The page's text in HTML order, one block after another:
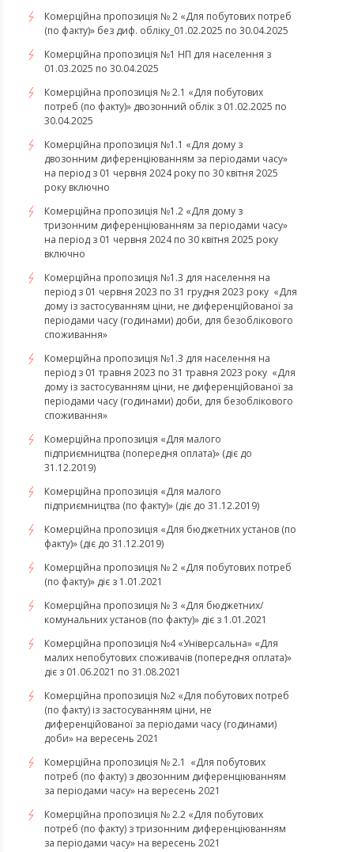
Комерційна пропозиція № 2 «Для побутових потреб
(по факту)» без диф. обліку_01.02.2025 по 30.04.2025
Комерційна пропозиція №1 НП для населення з
01.03.2025 по 30.04.2025
Комерційна пропозиція № 2.1 «Для побутових
потреб (по факту)» двозонний облік з 01.02.2025 по
30.04.2025
Комерційна пропозиція №1.1 «Для дому з
двозонним диференціюванням за періодами часу»
на період з 01 червня 2024 року по 30 квітня 2025
року включно
Комерційна пропозиція №1.2 «Для дому з
тризонним диференціюванням за періодами часу»
на період з 01 червня 2024 по 30 квітня 2025 року
включно
​​​​​​​Комерційна пропозиція №1.3 для населення на
період з 01 червня 2023 по 31 грудня 2023 року «Для
дому із застосуванням ціни, не диференційованої за
періодами часу (годинами) доби, для безоблікового
споживання»
​​​​​​​Комерційна пропозиція №1.3 для населення на
період з 01 травня 2023 по 31 травня 2023 року «Для
дому із застосуванням ціни, не диференційованої за
періодами часу (годинами) доби, для безоблікового
споживання»
Комерційна пропозиція «Для малого
підприємництва (попередня оплата)» (діє до
31.12.2019)
Комерційна пропозиція «Для малого
підприємництва (по факту)» (діє до 31.12.2019)
Комерційна пропозиція «Для бюджетних установ (по
факту)» (діє до 31.12.2019)
Комерційна пропозиція № 2 «Для побутових потреб
(по факту)» діє з 1.01.2021
Комерційна пропозиція № 3 «Для бюджетних/
комунальних установ (по факту)» діє з 1.01.2021
Комерційна пропозиція №4 «Універсальна» «Для
малих непобутових споживачів (попередня оплата)»
діє з 01.06.2021 по 31.08.2021
Комерційна пропозиція №2 «Для побутових потреб
(по факту) із застосуванням ціни, не
диференційованої за періодами часу (годинами)
доби» на вересень 2021
Комерційна пропозиція № 2.1 «Для побутових
потреб (по факту) з двозонним диференціюванням
за періодами часу» на вересень 2021
Комерційна пропозиція № 2.2 «Для побутових
потреб (по факту) з тризонним диференціюванням
за періодами часу» на вересень 2021